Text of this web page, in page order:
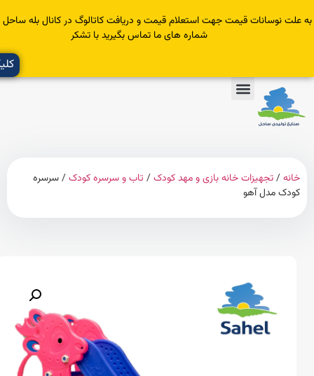
قیمت جهت استعلام قیمت و دریافت کاتالوگ در کانال بله ساحل عضو یا با
شماره های ما تماس بگیرید با تشکر
کلیک کنید
تجهیزات خانه بازی و مهد کودک/تاب و سرسره کودک/ سرسره
آهو